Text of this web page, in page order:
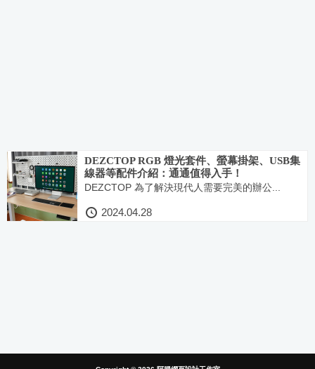
DEZCTOP RGB 燈光套件、螢幕掛架、USB集
線器等配件介紹：通通值得入手！
DEZCTOP 為了解決現代人需要完美的辦公...
2024.04.28